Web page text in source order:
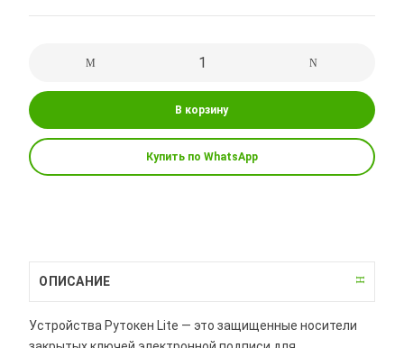
В корзину
Купить по WhatsApp
ОПИСАНИЕ
Устройства Рутокен Lite — это защищенные носители